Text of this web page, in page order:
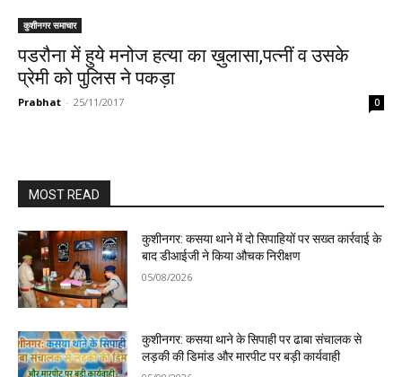
कुशीनगर समाचार
पडरौना में हुये मनोज हत्या का ख़ुलासा,पत्नीं व उसके
प्रेमी को पुलिस ने पकड़ा
Prabhat - 25/11/2017 0
MOST READ
कुशीनगर: कसया थाने में दो सिपाहियों पर सख्त कार्रवाई के
बाद डीआईजी ने किया औचक निरीक्षण
05/08/2026
कुशीनगर: कसया थाने के सिपाही पर ढाबा संचालक से
लड़की की डिमांड और मारपीट पर बड़ी कार्यवाही